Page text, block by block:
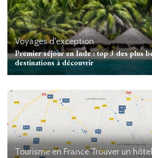
Voyages d'exception
Premier séjour en Inde : top 3 des plus
destinations à découvrir
Tourisme en FranceTrouver un hôtel